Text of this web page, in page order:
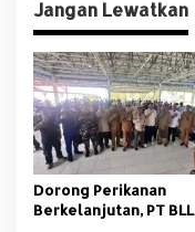
g
a
s
i
p
o
s
Jangan Lewatkan
Dorong Perikanan
Berkelanjutan, PT BLL